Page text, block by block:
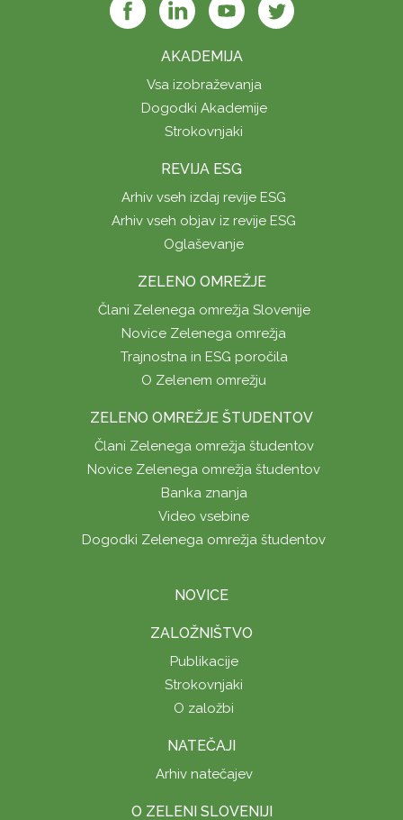
AKADEMIJA
Vsa izobraževanja
Dogodki Akademije
Strokovnjaki
REVIJA ESG
Arhiv vseh izdaj revije ESG
Arhiv vseh objav iz revije ESG
Oglaševanje
ZELENO OMREŽJE
Člani Zelenega omrežja Slovenije
Novice Zelenega omrežja
Trajnostna in ESG poročila
O Zelenem omrežju
ZELENO OMREŽJE ŠTUDENTOV
Člani Zelenega omrežja študentov
Novice Zelenega omrežja študentov
Banka znanja
Video vsebine
Dogodki Zelenega omrežja študentov
NOVICE
ZALOŽNIŠTVO
Publikacije
Strokovnjaki
O založbi
NATEČAJI
Arhiv natečajev
O ZELENI SLOVENIJI